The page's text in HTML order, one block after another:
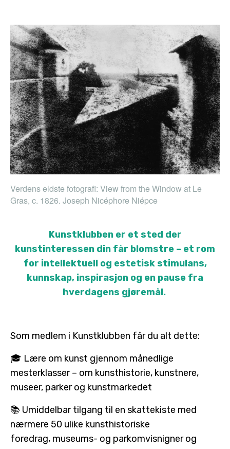
Verdens eldste fotografi: View from the Window at Le
Gras, c. 1826. Joseph Nicéphore Niépce
Kunstklubben er et sted der
kunstinteressen din får blomstre – et rom
for intellektuell og estetisk stimulans,
kunnskap, inspirasjon og en pause fra
hverdagens gjøremål.
Som medlem i Kunstklubben får du alt dette:
🎓 Lære om kunst gjennom månedlige
mesterklasser – om kunsthistorie, kunstnere,
museer, parker og kunstmarkedet
📚 Umiddelbar tilgang til en skattekiste med
nærmere 50 ulike kunsthistoriske
foredrag, museums- og parkomvisnigner og